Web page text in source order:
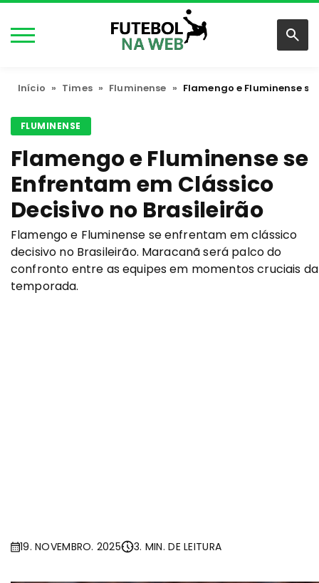
Início » Times » Fluminense » Flamengo e Fluminense
FLUMINENSE
Flamengo e Fluminense se
Enfrentam em Clássico
Decisivo no Brasileirão
Flamengo e Fluminense se enfrentam em clássico
decisivo no Brasileirão. Maracanã será palco do
confronto entre as equipes em momentos cruciais da
temporada.
19. NOVEMBRO. 2025 3. MIN. DE LEITURA